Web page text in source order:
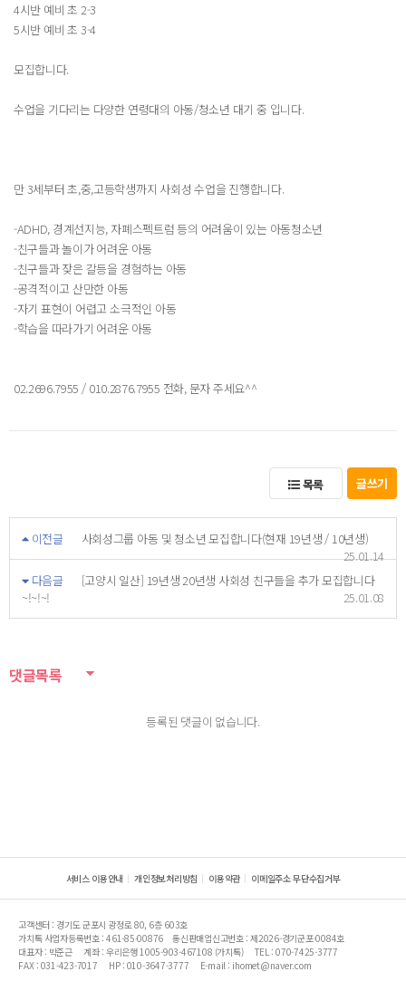
4시반 예비 초 2-3
5시반 예비 초 3-4
모집합니다.
수업을 기다리는 다양한 연령대의 아동/청소년 대기 중 입니다.
만 3세부터 초,중,고등학생까지 사회성 수업을 진행합니다.
-ADHD, 경계선지능, 자폐스펙트럼 등의 어려움이 있는 아동청소년
-친구들과 놀이가 어려운 아동
-친구들과 잦은 갈등을 경험하는 아동
-공격적이고 산만한 아동
-자기 표현이 어렵고 소극적인 아동
-학습을 따라가기 어려운 아동
02.2696.7955 / 010.2876.7955 전화, 문자 주세요^^
목록 글쓰기
이전글
사회성그룹 아동 및 청소년 모집합니다(현재 19년생 / 10년생)
25.01.14
다음글
[고양시 일산] 19년생 20년생 사회성 친구들을 추가 모집합니다
~!~!~!
25.01.08
댓글목록
등록된 댓글이 없습니다.
서비스 이용안내 개인정보처리방침 이용약관 이메일주소 무단수집거부
고객센터 : 경기도 군포시 광정로 80, 6층 603호
가치톡 사업자등록번호 : 461-85-00876
통신판매업신고번호 : 제2026-경기군포-0084호
대표자 : 박준근
계좌 : 우리은행 1005-903-467108 (가치톡)
TEL : 070-7425-3777
FAX : 031-423-7017
HP : 010-3647-3777 E-mail : ihomet@naver.com